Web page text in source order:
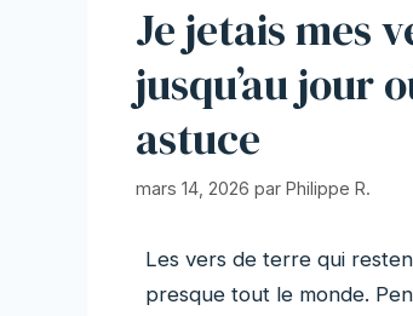
Je jetais mes
jusqu’au jour
astuce
mars 14, 2026 par Philippe R.
Les vers de terre qui
presque tout le monde.